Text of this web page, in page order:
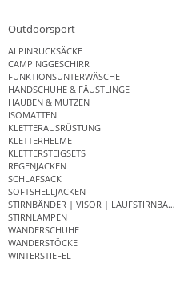
Outdoorsport
ALPINRUCKSÄCKE
CAMPINGGESCHIRR
FUNKTIONSUNTERWÄSCHE
HANDSCHUHE & FÄUSTLINGE
HAUBEN & MÜTZEN
ISOMATTEN
KLETTERAUSRÜSTUNG
KLETTERHELME
KLETTERSTEIGSETS
REGENJACKEN
SCHLAFSACK
SOFTSHELLJACKEN
STIRNBÄNDER | VISOR |
STIRNLAMPEN
WANDERSCHUHE
WANDERSTÖCKE
WINTERSTIEFEL